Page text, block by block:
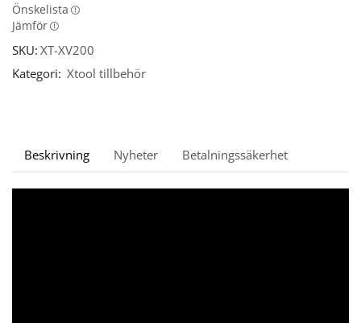
Önskelista
Jämför
SKU:XT-XV200
Kategori: Xtool tillbehör
Beskrivning Nyheter Betalningssäkerhet